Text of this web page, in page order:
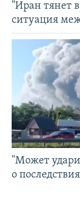
"Иран тянет
ситуация
"Может
о